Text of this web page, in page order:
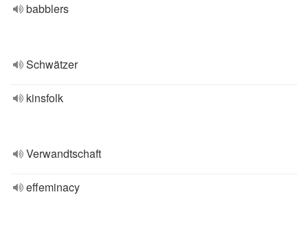
babblers
Schwätzer
kinsfolk
Verwandtschaft
effeminacy